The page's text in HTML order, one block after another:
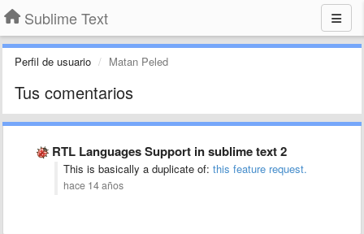
Sublime Text
Perfil de usuario Matan Peled
Tus comentarios
RTL Languages Support in sublime text 2
This is basically a duplicate of: this feature request.
hace 14 años